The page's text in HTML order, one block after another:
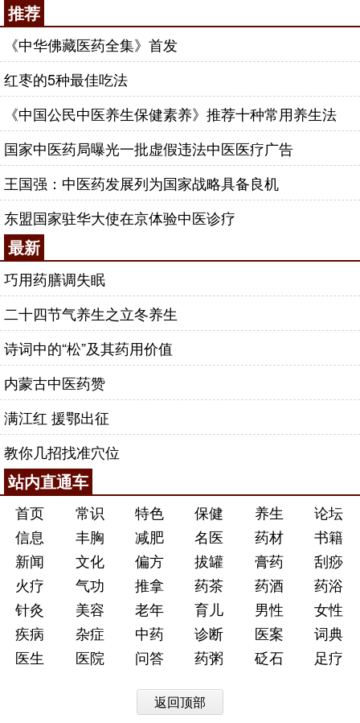
推荐
《中华佛藏医药全集》首发
红枣的5种最佳吃法
《中国公民中医养生保健素养》推荐十种常用养生法
国家中医药局曝光一批虚假违法中医医疗广告
王国强：中医药发展列为国家战略具备良机
东盟国家驻华大使在京体验中医诊疗
最新
巧用药膳调失眠
二十四节气养生之立冬养生
诗词中的“松”及其药用价值
内蒙古中医药赞
满江红 援鄂出征
教你几招找准穴位
站内直通车
首页 常识 特色 保健 养生
论坛
信息
丰胸 减肥 名医 药材
书籍
新闻
文化 偏方 拔罐 膏药
刮痧
火疗
气功 推拿 药茶 药酒
药浴
针灸
美容 老年 育儿 男性
女性
疾病
杂症 中药 诊断 医案
词典
医生
医院 问答 药粥 砭石 足疗
返回顶部